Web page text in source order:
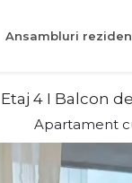
Ansambluri
4 I Balcon
Apartament